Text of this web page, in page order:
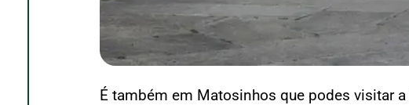
É também em Matosinhos que podes visitar a